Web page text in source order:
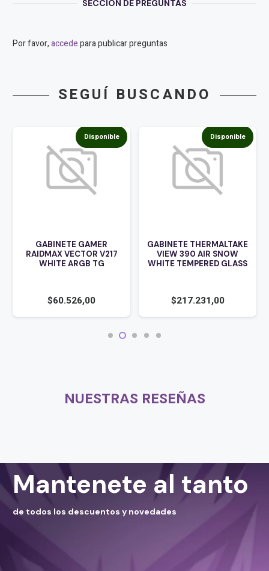
SECCIÓN DE PREGUNTAS
Por favor,accedepara publicar preguntas
SEGUÍ BUSCANDO
Disponible
GABINETE GAMER
RAIDMAX VECTOR V217
WHITE ARGB TG
$60.526,00
Disponible
GABINETE THERMALTAKE
VIEW 390 AIR SNOW
WHITE TEMPERED GLASS
$217.231,00
NUESTRAS RESEÑAS
Mantenete al tanto
de todos los descuentos y novedades